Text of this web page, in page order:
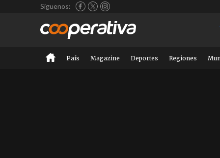
Síguenos:
País Magazine Deportes Regiones